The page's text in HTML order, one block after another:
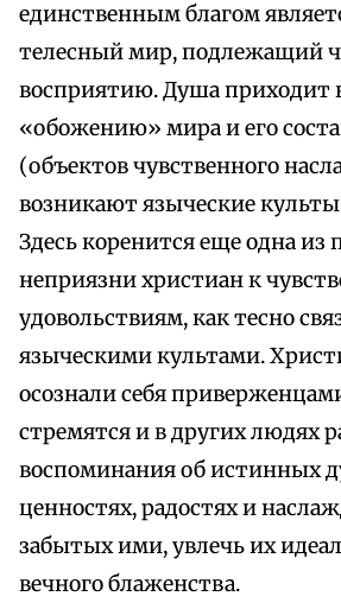
единственным благом
телесный мир, подлежащий
восприятию. Душа приходит
«обожению» мира и его
(объектов чувственного
возникают языческие
Здесь коренится еще одна из
неприязни христиан к
удовольствиям, как тесно
языческими культами.
осознали себя
стремятся и в других людях
воспоминания об истинных
ценностях, радостях и
забытых ими, увлечь их
вечного блаженства.